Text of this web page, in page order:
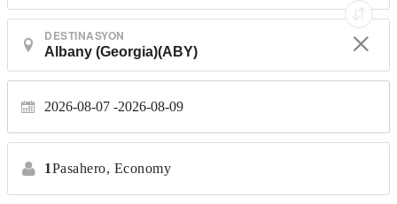
DESTINASYON
2026-08-07 2026-08-09
1Pasahero, Economy